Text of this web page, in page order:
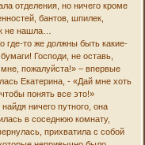
отделения, но ничего кроме
бантов, шпилек,
не нашла…
то же должны быть какие-
Господи, не оставь,
пожалуйста!» – впервые
Екатерина, - «Дай мне хоть
понять все это!»
ничего путного, она
в соседнюю комнату,
прихватила с собой